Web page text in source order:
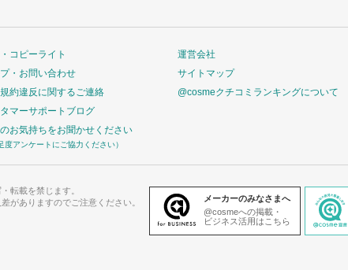
コピーライト
・お問い合わせ
約違反に関するご連絡
マーサポートブログ
お気持ちをお聞かせください
度アンケートにご協力ください）
運営会社
サイトマップ
@cosmeクチコミランキングについて
転載を禁じます。
がありますのでご注意ください。
メーカーのみなさまへ
@cosmeへの掲載・
ビジネス活用はこちら